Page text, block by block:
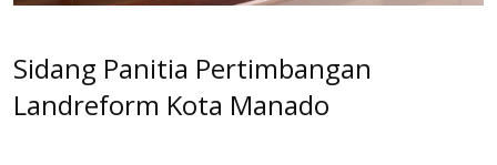
Sidang Panitia Pertimbangan
Landreform Kota Manado